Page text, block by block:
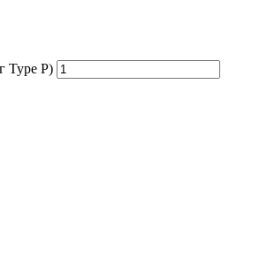
Type P)